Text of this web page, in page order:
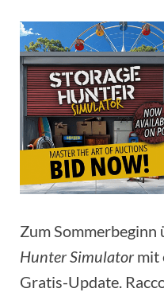
Zum Sommerbeginn
Hunter Simulatormit
Gratis-Update.